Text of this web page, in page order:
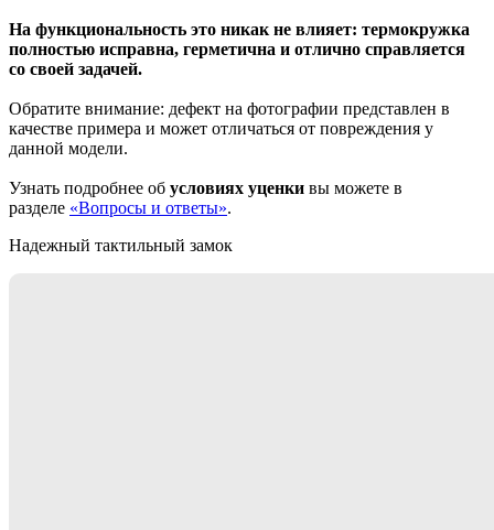
На функциональность это никак не влияет: термокружка
полностью исправна, герметична и отлично справляется
со своей задачей.
Обратите внимание: дефект на фотографии представлен в
качестве примера и может отличаться от повреждения у
данной модели.
Узнать подробнее об условиях уценки вы можете в
разделе «Вопросы и ответы».
Надежный тактильный замок